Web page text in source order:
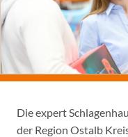
Die expert
der Region Ostalb